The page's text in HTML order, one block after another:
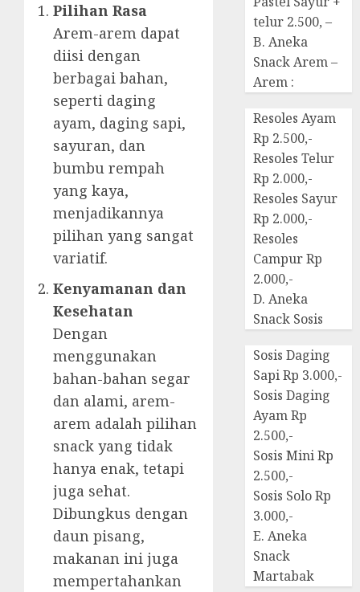
Pilihan Rasa
Arem-arem dapat
diisi dengan
berbagai bahan,
seperti daging
ayam, daging sapi,
sayuran, dan
bumbu rempah
yang kaya,
menjadikannya
pilihan yang sangat
variatif.
Kenyamanan dan
Kesehatan
Dengan
menggunakan
bahan-bahan segar
dan alami, arem-
arem adalah pilihan
snack yang tidak
hanya enak, tetapi
juga sehat.
Dibungkus dengan
daun pisang,
makanan ini juga
mempertahankan
telur 2.500, –
B. Aneka
Snack Arem –
Arem :
Resoles Ayam
Rp 2.500,-
Resoles Telur
Rp 2.000,-
Resoles Sayur
Rp 2.000,-
Resoles
Campur Rp
2.000,-
D. Aneka
Snack Sosis
Sosis Daging
Sapi Rp 3.000,-
Sosis Daging
Ayam Rp
2.500,-
Sosis Mini Rp
2.500,-
Sosis Solo Rp
3.000,-
E. Aneka
Snack
Martabak